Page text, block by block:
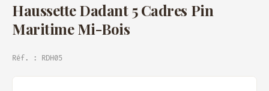
Haussette Dadant 5 Cadres Pin
Maritime Mi-Bois
Réf. : RDH05